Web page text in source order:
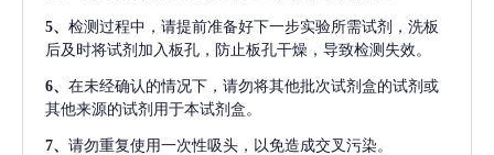
5、 检测过程中，请提前准备好下一步实验所需试剂，洗板
后及时将试剂加入板孔，防止板孔干燥，导致检测失效。
6、 在未经确认的情况下，请勿将其他批次试剂盒的试剂或
其他来源的试剂用于本试剂盒。
7、 请勿重复使用一次性吸头，以免造成交叉污染。